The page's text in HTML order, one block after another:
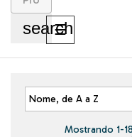
search
Toggle
navigation
☰
Nome, de A a Z
Mostrando 1-